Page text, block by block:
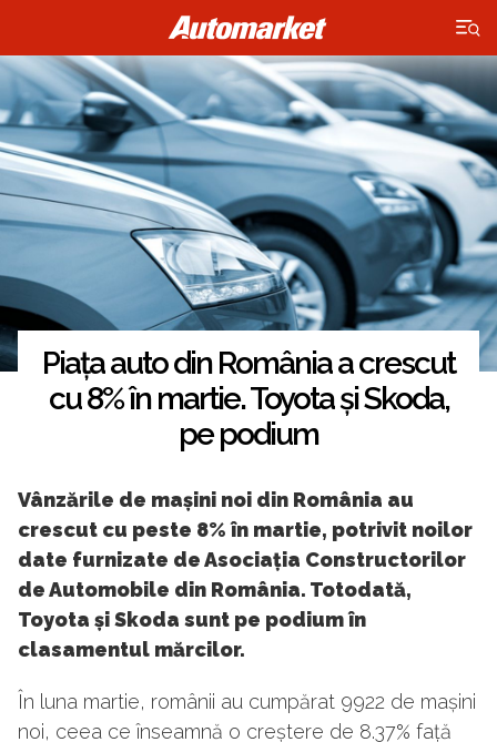
×
Piața auto din România a crescut
cu 8% în martie. Toyota și Skoda,
pe podium
Vânzările de mașini noi din România au
crescut cu peste 8% în martie, potrivit noilor
date furnizate de Asociația Constructorilor
de Automobile din România. Totodată,
Toyota și Skoda sunt pe podium în
clasamentul mărcilor.
În luna martie, românii au cumpărat 9922 de mașini
noi, ceea ce înseamnă o creștere de 8.37% față